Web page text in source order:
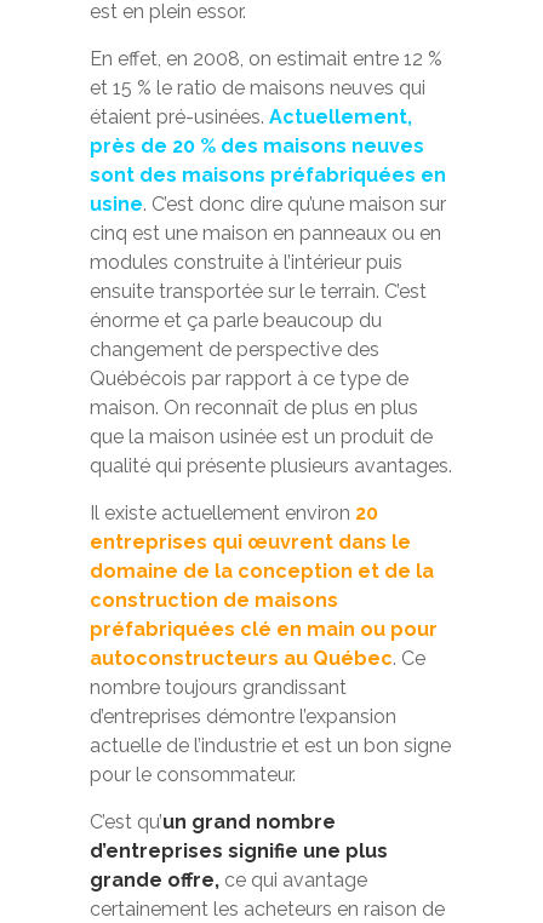
est en plein essor.
En effet, en 2008, on estimait entre 12 %
et 15 % le ratio de maisons neuves qui
étaient pré-usinées. Actuellement,
près de 20 % des maisons neuves
sont des maisons préfabriquées en
usine. C’est donc dire qu’une maison sur
cinq est une maison en panneaux ou en
modules construite à l’intérieur puis
ensuite transportée sur le terrain. C’est
énorme et ça parle beaucoup du
changement de perspective des
Québécois par rapport à ce type de
maison. On reconnaît de plus en plus
que la maison usinée est un produit de
qualité qui présente plusieurs avantages.
Il existe actuellement environ 20
entreprises qui œuvrent dans le
domaine de la conception et de la
construction de maisons
préfabriquées clé en main ou pour
autoconstructeurs au Québec. Ce
nombre toujours grandissant
d’entreprises démontre l’expansion
actuelle de l’industrie et est un bon signe
pour le consommateur.
C’est qu’un grand nombre
d’entreprises signifie une plus
grande offre, ce qui avantage
certainement les acheteurs en raison de